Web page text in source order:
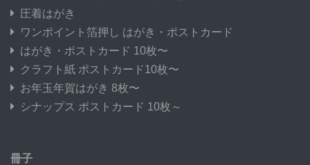
圧着はがき
ワンポイント箔押し はがき・ポストカード
はがき・ポストカード 10枚〜
クラフト紙 ポストカード10枚〜
お年玉年賀はがき 8枚〜
シナップス ポストカード 10枚～
冊子